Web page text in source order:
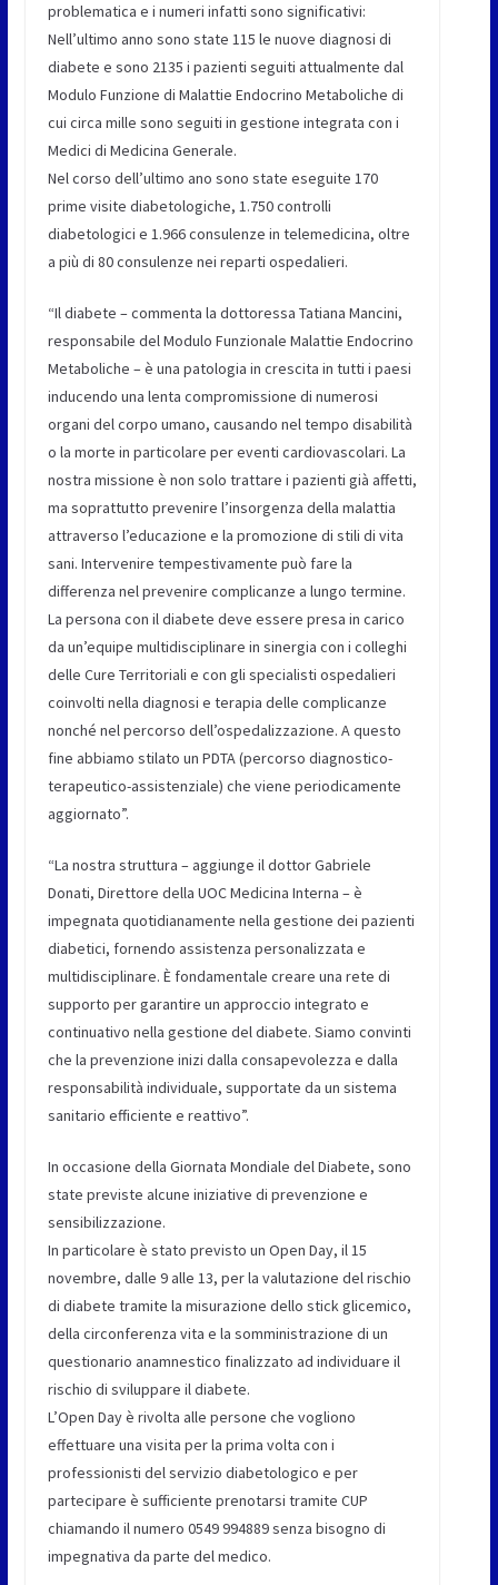
problematica e i numeri infatti sono significativi:
Nell’ultimo anno sono state 115 le nuove diagnosi di
diabete e sono 2135 i pazienti seguiti attualmente dal
Modulo Funzione di Malattie Endocrino Metaboliche di
cui circa mille sono seguiti in gestione integrata con i
Medici di Medicina Generale.
Nel corso dell’ultimo ano sono state eseguite 170
prime visite diabetologiche, 1.750 controlli
diabetologici e 1.966 consulenze in telemedicina, oltre
a più di 80 consulenze nei reparti ospedalieri.
“Il diabete – commenta la dottoressa Tatiana Mancini,
responsabile del Modulo Funzionale Malattie Endocrino
Metaboliche – è una patologia in crescita in tutti i paesi
inducendo una lenta compromissione di numerosi
organi del corpo umano, causando nel tempo disabilità
o la morte in particolare per eventi cardiovascolari. La
nostra missione è non solo trattare i pazienti già affetti,
ma soprattutto prevenire l’insorgenza della malattia
attraverso l’educazione e la promozione di stili di vita
sani. Intervenire tempestivamente può fare la
differenza nel prevenire complicanze a lungo termine.
La persona con il diabete deve essere presa in carico
da un’equipe multidisciplinare in sinergia con i colleghi
delle Cure Territoriali e con gli specialisti ospedalieri
coinvolti nella diagnosi e terapia delle complicanze
nonché nel percorso dell’ospedalizzazione. A questo
fine abbiamo stilato un PDTA (percorso diagnostico-
terapeutico-assistenziale) che viene periodicamente
aggiornato”.
“La nostra struttura – aggiunge il dottor Gabriele
Donati, Direttore della UOC Medicina Interna – è
impegnata quotidianamente nella gestione dei pazienti
diabetici, fornendo assistenza personalizzata e
multidisciplinare. È fondamentale creare una rete di
supporto per garantire un approccio integrato e
continuativo nella gestione del diabete. Siamo convinti
che la prevenzione inizi dalla consapevolezza e dalla
responsabilità individuale, supportate da un sistema
sanitario efficiente e reattivo”.
In occasione della Giornata Mondiale del Diabete, sono
state previste alcune iniziative di prevenzione e
sensibilizzazione.
In particolare è stato previsto un Open Day, il 15
novembre, dalle 9 alle 13, per la valutazione del rischio
di diabete tramite la misurazione dello stick glicemico,
della circonferenza vita e la somministrazione di un
questionario anamnestico finalizzato ad individuare il
rischio di sviluppare il diabete.
L’Open Day è rivolta alle persone che vogliono
effettuare una visita per la prima volta con i
professionisti del servizio diabetologico e per
partecipare è sufficiente prenotarsi tramite CUP
chiamando il numero 0549 994889 senza bisogno di
impegnativa da parte del medico.